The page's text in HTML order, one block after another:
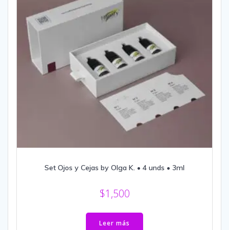
Set Ojos y Cejas by Olga K. • 4 unds • 3ml
$1,500
Leer más